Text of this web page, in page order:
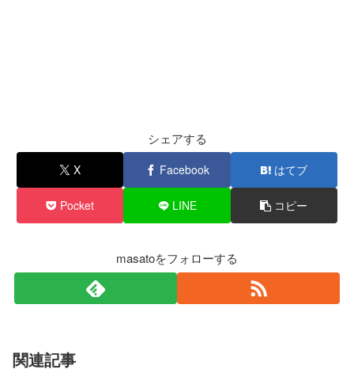
シェアする
X Facebook はてブ
Pocket LINE コピー
masatoをフォローする
関連記事